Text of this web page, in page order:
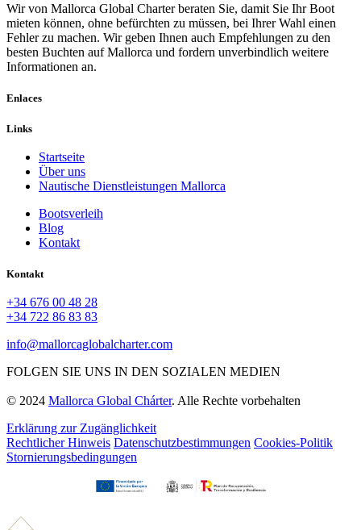
Wir von Mallorca Global Charter beraten Sie, damit Sie Ihr Boot
mieten können, ohne befürchten zu müssen, bei Ihrer Wahl einen
Fehler zu machen. Wir geben Ihnen auch Empfehlungen zu den
besten Buchten auf Mallorca und fordern unverbindlich weitere
Informationen an.
Enlaces
Links
Startseite
Über uns
Nautische Dienstleistungen Mallorca
Bootsverleih
Blog
Kontakt
Kontakt
+34 676 00 48 28
+34 722 86 83 83
info@mallorcaglobalcharter.com
FOLGEN SIE UNS IN DEN SOZIALEN MEDIEN
© 2024 Mallorca Global Chárter. Alle Rechte vorbehalten
Erklärung zur Zugänglichkeit
Rechtlicher Hinweis Datenschutzbestimmungen Cookies-Politik
Stornierungsbedingungen